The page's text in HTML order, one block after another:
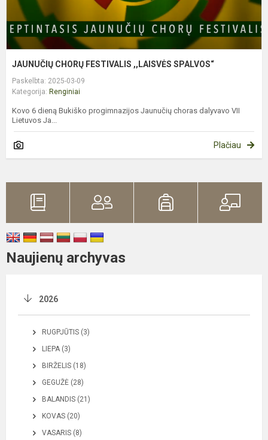
JAUNUČIŲ CHORŲ FESTIVALIS ,,LAISVĖS SPALVOS“
Paskelbta: 2025-03-09
Kategorija: Renginiai
Kovo 6 dieną Bukiško progimnazijos Jaunučių choras dalyvavo VII
Lietuvos Ja...
Plačiau
Naujienų archyvas
2026
RUGPJŪTIS (3)
LIEPA (3)
BIRŽELIS (18)
GEGUŽĖ (28)
BALANDIS (21)
KOVAS (20)
VASARIS (8)